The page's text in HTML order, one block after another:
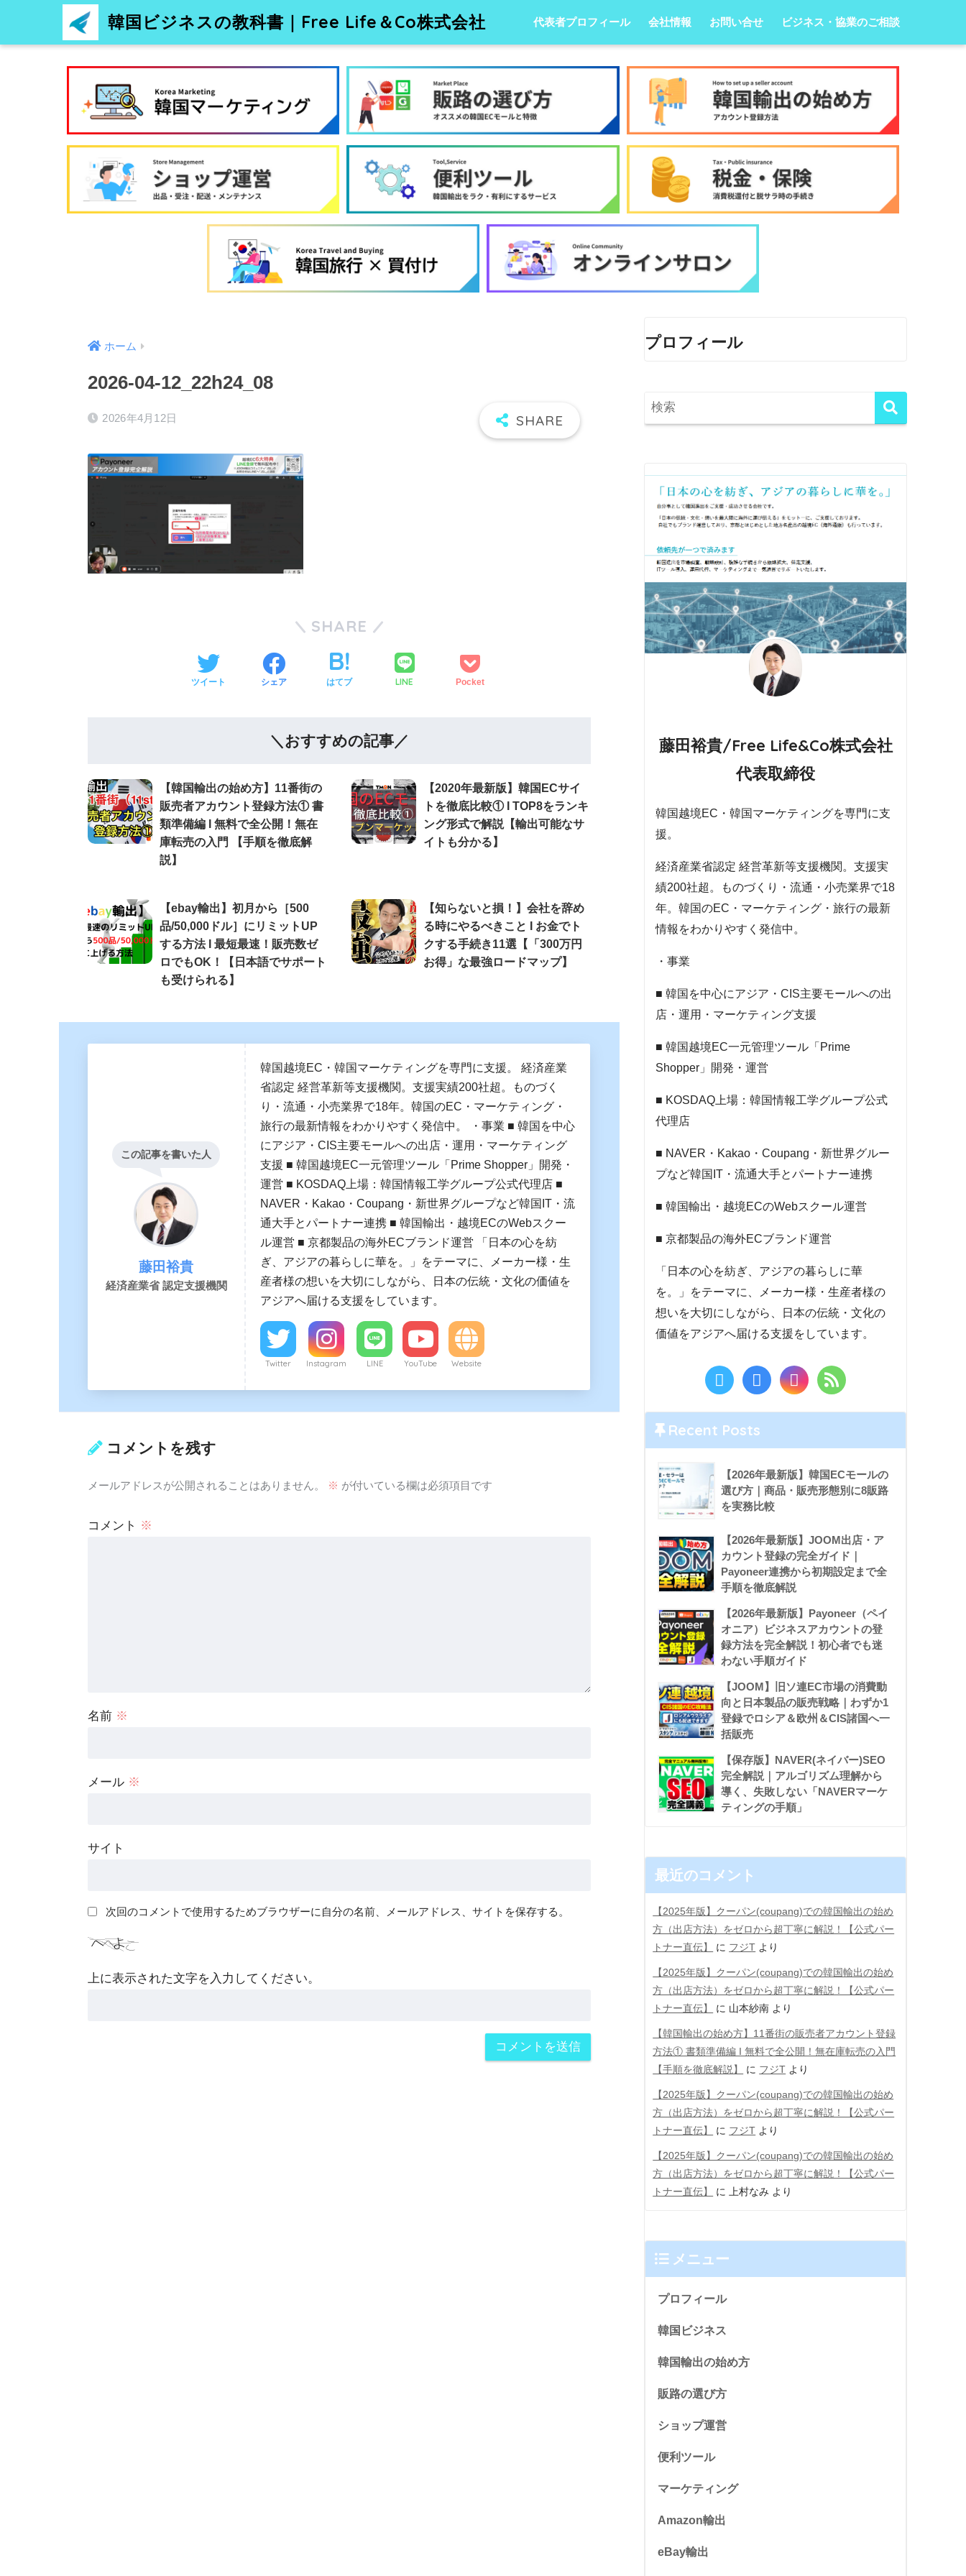
韓国ビジネスの教科書｜Free Life＆Co株式会社 代表者プロフィール 会社情報 お問い合せ ビジネス・協業のご相談
ホーム
2026-04-12_22h24_08
2026年4月12日
SHARE
ツイート シェア はてブ LINE Pocket
＼おすすめの記事／
【韓国輸出の始め方】11番街の
販売者アカウント登録方法① 書
類準備編 Ι 無料で全公開！無在
庫転売の入門 【手順を徹底解
説】
【2020年最新版】韓国ECサイ
トを徹底比較① Ι TOP8をランキ
ング形式で解説【輸出可能なサ
イトも分かる】
【ebay輸出】初月から［500
品/50,000ドル］にリミットUP
する方法 Ι 最短最速！販売数ゼ
ロでもOK！【日本語でサポート
も受けられる】
【知らないと損！】会社を辞め
る時にやるべきこと Ι お金でト
クする手続き11選【「300万円
お得」な最強ロードマップ】
この記事を書いた人
藤田裕貴
経済産業省 認定支援機関
韓国越境EC・韓国マーケティングを専門に支援。 経済産業
省認定 経営革新等支援機関。支援実績200社超。ものづく
り・流通・小売業界で18年。韓国のEC・マーケティング・
旅行の最新情報をわかりやすく発信中。 ・事業 ■ 韓国を中心
にアジア・CIS主要モールへの出店・運用・マーケティング
支援 ■ 韓国越境EC一元管理ツール「Prime Shopper」開発・
運営 ■ KOSDAQ上場：韓国情報工学グループ公式代理店 ■
NAVER・Kakao・Coupang・新世界グループなど韓国IT・流
通大手とパートナー連携 ■ 韓国輸出・越境ECのWebスクー
ル運営 ■ 京都製品の海外ECブランド運営 「日本の心を紡
ぎ、アジアの暮らしに華を。」をテーマに、メーカー様・生
産者様の想いを大切にしながら、日本の伝統・文化の価値を
アジアへ届ける支援をしています。
Twitter Instagram LINE YouTube Website
コメントを残す
メールアドレスが公開されることはありません。 ※ が付いている欄は必須項目です
コメント ※
名前 ※
メール ※
サイト
次回のコメントで使用するためブラウザーに自分の名前、メールアドレス、サイトを保存する。
上に表示された文字を入力してください。
プロフィール
藤田裕貴/Free Life&Co株式会社
代表取締役
韓国越境EC・韓国マーケティングを専門に支
援。
経済産業省認定 経営革新等支援機関。支援実
績200社超。ものづくり・流通・小売業界で18
年。韓国のEC・マーケティング・旅行の最新
情報をわかりやすく発信中。
・事業
■ 韓国を中心にアジア・CIS主要モールへの出
店・運用・マーケティング支援
■ 韓国越境EC一元管理ツール「Prime
Shopper」開発・運営
■ KOSDAQ上場：韓国情報工学グループ公式
代理店
■ NAVER・Kakao・Coupang・新世界グルー
プなど韓国IT・流通大手とパートナー連携
■ 韓国輸出・越境ECのWebスクール運営
■ 京都製品の海外ECブランド運営
「日本の心を紡ぎ、アジアの暮らしに華
を。」をテーマに、メーカー様・生産者様の
想いを大切にしながら、日本の伝統・文化の
価値をアジアへ届ける支援をしています。
Recent Posts
【2026年最新版】韓国ECモールの
選び方｜商品・販売形態別に8販路
を実務比較
【2026年最新版】JOOM出店・ア
カウント登録の完全ガイド｜
Payoneer連携から初期設定まで全
手順を徹底解説
【2026年最新版】Payoneer（ペイ
オニア）ビジネスアカウントの登
録方法を完全解説！初心者でも迷
わない手順ガイド
【JOOM】旧ソ連EC市場の消費動
向と日本製品の販売戦略｜わずか1
登録でロシア＆欧州＆CIS諸国へ一
括販売
【保存版】NAVER(ネイバー)SEO
完全解説｜アルゴリズム理解から
導く、失敗しない「NAVERマーケ
ティングの手順」
最近のコメント
【2025年版】クーパン(coupang)での韓国輸出の始め
方（出店方法）をゼロから超丁寧に解説！【公式パー
トナー直伝】
に フジT より
【2025年版】クーパン(coupang)での韓国輸出の始め
方（出店方法）をゼロから超丁寧に解説！【公式パー
トナー直伝】
に 山本紗南 より
【韓国輸出の始め方】11番街の販売者アカウント登録
方法① 書類準備編 Ι 無料で全公開！無在庫転売の入門
【手順を徹底解説】
に フジT より
【2025年版】クーパン(coupang)での韓国輸出の始め
方（出店方法）をゼロから超丁寧に解説！【公式パー
トナー直伝】
に フジT より
【2025年版】クーパン(coupang)での韓国輸出の始め
方（出店方法）をゼロから超丁寧に解説！【公式パー
トナー直伝】
に 上村なみ より
メニュー
プロフィール
韓国ビジネス
韓国輸出の始め方
販路の選び方
ショップ運営
便利ツール
マーケティング
Amazon輸出
eBay輸出